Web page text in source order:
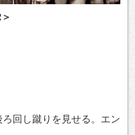
回し蹴りを見せる。エン